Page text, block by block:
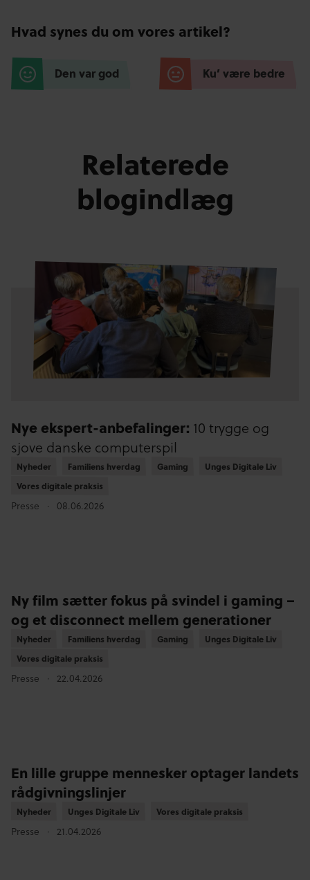
Hvad synes du om vores artikel?
Den var god Ku’ være bedre
Relaterede
blogindlæg
Nye ekspert-anbefalinger: 10 trygge og
sjove danske computerspil
Nyheder
Nyheder Familiens hverdag
Familiens hverdag Gaming
Gaming Unges Digitale Liv
Unges Digitale Liv
Vores digitale praksis
Vores digitale praksis
Presse 08.06.2026
Ny film sætter fokus på svindel i gaming –
og et disconnect mellem generationer
Nyheder
Nyheder Familiens hverdag
Familiens hverdag Gaming
Gaming Unges Digitale Liv
Unges Digitale Liv
Vores digitale praksis
Vores digitale praksis
Presse 22.04.2026
En lille gruppe mennesker optager landets
rådgivningslinjer
Nyheder
Nyheder Unges Digitale Liv
Unges Digitale Liv Vores digitale praksis
Vores digitale praksis
Presse 21.04.2026